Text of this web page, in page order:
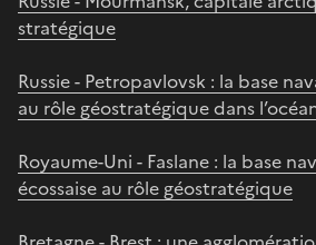
stratégique
Russie - Petropavlovsk : la base
au rôle géostratégique dans
Royaume-Uni - Faslane : la base
écossaise au rôle géostratégique